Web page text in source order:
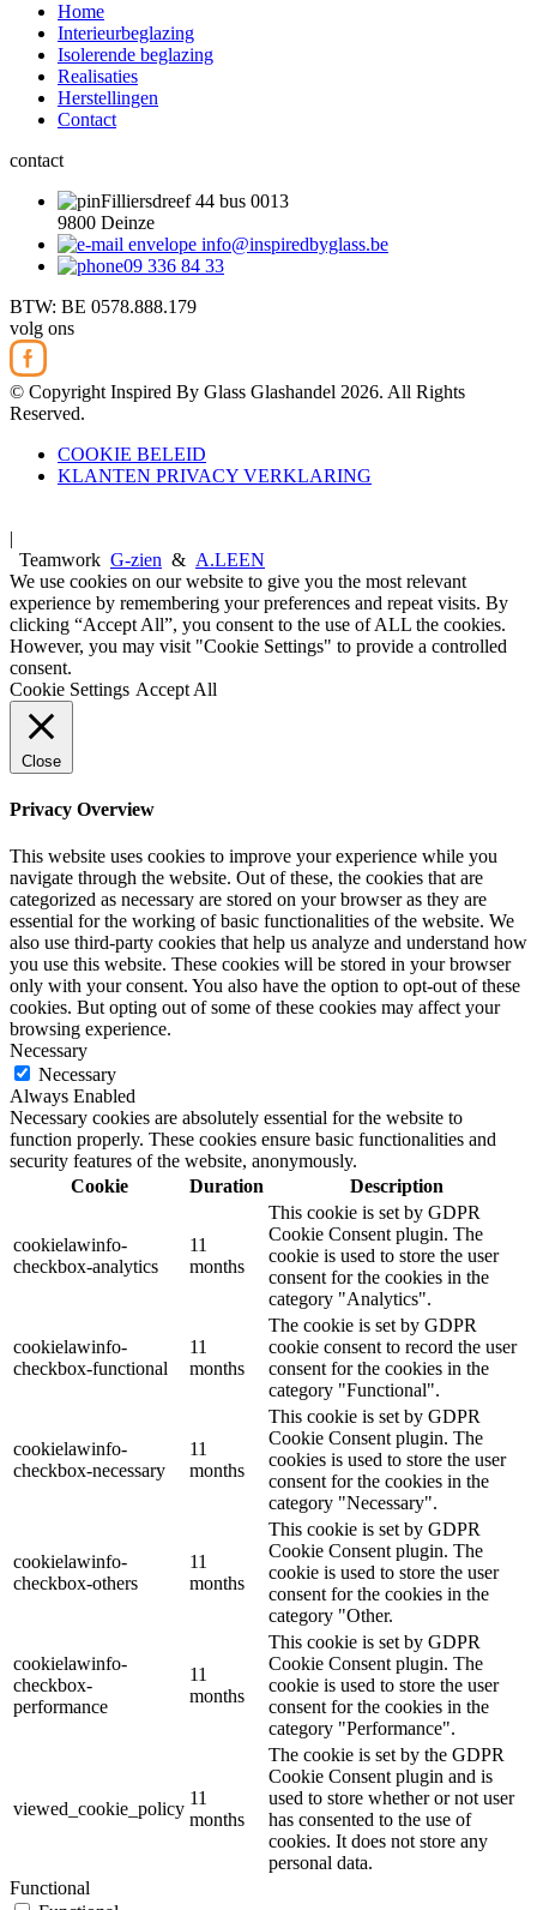
Home
Interieurbeglazing
Isolerende beglazing
Realisaties
Herstellingen
Contact
contact
Filliersdreef 44 bus 0013
9800 Deinze
info@inspiredbyglass.be
09 336 84 33
BTW: BE 0578.888.179
volg ons
© Copyright Inspired By Glass Glashandel 2026. All Rights
Reserved.
COOKIE BELEID
KLANTEN PRIVACY VERKLARING
|
Teamwork G-zien & A.LEEN
We use cookies on our website to give you the most relevant
experience by remembering your preferences and repeat visits. By
clicking “Accept All”, you consent to the use of ALL the cookies.
However, you may visit "Cookie Settings" to provide a controlled
consent.
Cookie Settings Accept All
Close
Privacy Overview
This website uses cookies to improve your experience while you
navigate through the website. Out of these, the cookies that are
categorized as necessary are stored on your browser as they are
essential for the working of basic functionalities of the website. We
also use third-party cookies that help us analyze and understand how
you use this website. These cookies will be stored in your browser
only with your consent. You also have the option to opt-out of these
cookies. But opting out of some of these cookies may affect your
browsing experience.
Necessary
Necessary
Always Enabled
Necessary cookies are absolutely essential for the website to
function properly. These cookies ensure basic functionalities and
security features of the website, anonymously.
Cookie
Duration Description
cookielawinfo-
checkbox-analytics
11
months
This cookie is set by GDPR
Cookie Consent plugin. The
cookie is used to store the user
consent for the cookies in the
category "Analytics".
cookielawinfo-
checkbox-functional
11
months
The cookie is set by GDPR
cookie consent to record the user
consent for the cookies in the
category "Functional".
cookielawinfo-
checkbox-necessary
11
months
This cookie is set by GDPR
Cookie Consent plugin. The
cookies is used to store the user
consent for the cookies in the
category "Necessary".
cookielawinfo-
checkbox-others
11
months
This cookie is set by GDPR
Cookie Consent plugin. The
cookie is used to store the user
consent for the cookies in the
category "Other.
cookielawinfo-
checkbox-
performance
11
months
This cookie is set by GDPR
Cookie Consent plugin. The
cookie is used to store the user
consent for the cookies in the
category "Performance".
viewed_cookie_policy
11
months
The cookie is set by the GDPR
Cookie Consent plugin and is
used to store whether or not user
has consented to the use of
cookies. It does not store any
personal data.
Functional